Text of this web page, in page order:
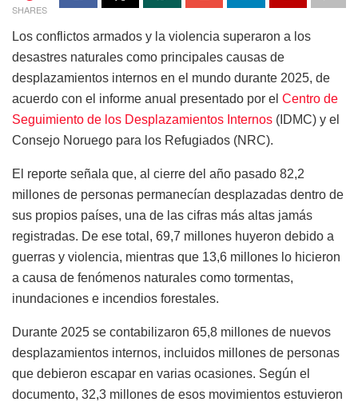
SHARES
Los conflictos armados y la violencia superaron a los
desastres naturales como principales causas de
desplazamientos internos en el mundo durante 2025, de
acuerdo con el informe anual presentado por el Centro de
Seguimiento de los Desplazamientos Internos (IDMC) y el
Consejo Noruego para los Refugiados (NRC).
El reporte señala que, al cierre del año pasado 82,2
millones de personas permanecían desplazadas dentro de
sus propios países, una de las cifras más altas jamás
registradas. De ese total, 69,7 millones huyeron debido a
guerras y violencia, mientras que 13,6 millones lo hicieron
a causa de fenómenos naturales como tormentas,
inundaciones e incendios forestales.
Durante 2025 se contabilizaron 65,8 millones de nuevos
desplazamientos internos, incluidos millones de personas
que debieron escapar en varias ocasiones. Según el
documento, 32,3 millones de esos movimientos estuvieron